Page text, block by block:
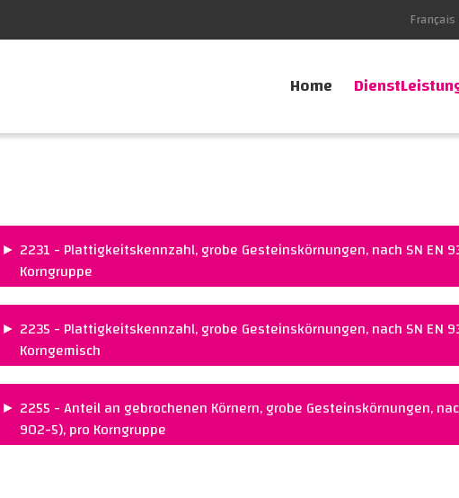
Français
Home
► 2231 - Plattigkeitskennzahl, grobe Gesteinskörnungen, nach SN EN
Korngruppe
PREIS :
NORM :
SN EN 933-3 (SN 670 902-3)
► 2235 - Plattigkeitskennzahl, grobe Gesteinskörnungen, nach SN EN
Korngemisch
PREIS :
NORM :
SN EN 933-3 (SN 670 902-3)
► 2255 - Anteil an gebrochenen Körnern, grobe Gesteinskörnungen,
902-5), pro Korngruppe